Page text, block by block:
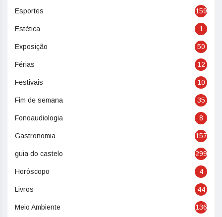
Esportes 159
Estética 1
Exposição 50
Férias 12
Festivais 10
Fim de semana 35
Fonoaudiologia 8
Gastronomia 157
guia do castelo 299
Horóscopo 4
Livros 44
Meio Ambiente 136